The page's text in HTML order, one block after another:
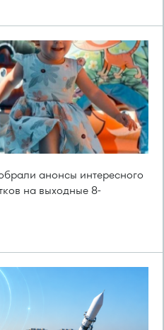
анонсы интересного
на выходные 8-